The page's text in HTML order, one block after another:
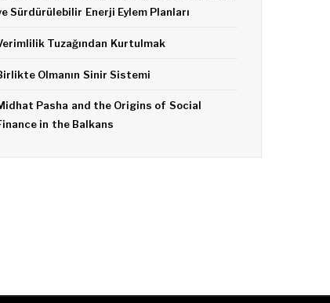
Sürdürülebilir Enerji Eylem Planları
Tuzağından Kurtulmak
Olmanın Sinir Sistemi
Pasha and the Origins of Social
in the Balkans